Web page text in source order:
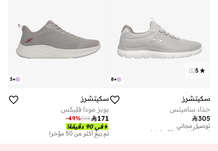
+
8
5
(
1
)
سكيتشرز
حذاء ساميتس
305
توصيل مجاني
تم بيع أكثر من 30 مؤخرا
+
3
سكيتشرز
بوبز مودا فليكس
171
334
-49%
في 90 دقيقة!
تم بيع أكثر من 50 مؤخرا